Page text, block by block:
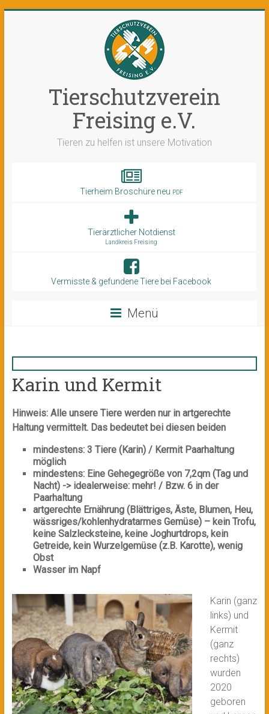
Tierschutzverein
Freising e.V.
Tieren zu helfen ist unsere Motivation
Tierheim Broschüre neu PDF
Tierärztlicher Notdienst
Landkreis Freising
Vermisste & gefundene Tiere bei Facebook
Menü
Karin und Kermit
Hinweis: Alle unsere Tiere werden nur in artgerechte
Haltung vermittelt. Das bedeutet bei diesen beiden
mindestens: 3 Tiere (Karin) / Kermit Paarhaltung
möglich
mindestens: Eine Gehegegröße von 7,2qm (Tag und
Nacht) -> idealerweise: mehr! / Bzw. 6 in der
Paarhaltung
artgerechte Ernährung (Blättriges, Äste, Blumen, Heu,
wässriges/kohlenhydratarmes Gemüse) – kein Trofu,
keine Salzlecksteine, keine Joghurtdrops, kein
Getreide, kein Wurzelgemüse (z.B. Karotte), wenig
Obst
Wasser im Napf
Karin (ganz
links) und
Kermit
(ganz
rechts)
wurden
2020
geboren